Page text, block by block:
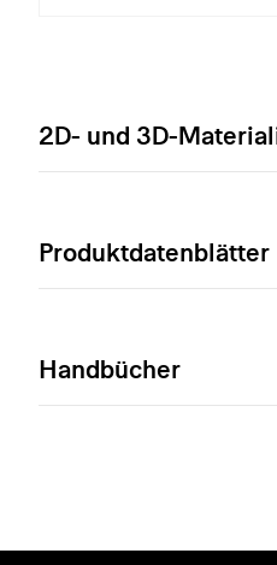
2D- und 3D-
Produktdatenblätter
Handbücher